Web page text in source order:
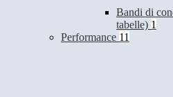
Bandi di
tabelle) 1
Performance 11